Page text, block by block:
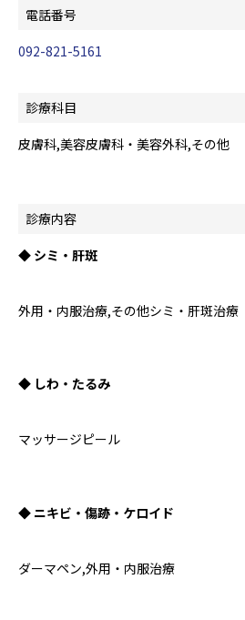
電話番号
092-821-5161
診療科目
皮膚科,美容皮膚科・美容外科,その他
診療内容
◆ シミ・肝斑
外用・内服治療,その他シミ・肝斑治療
◆ しわ・たるみ
マッサージピール
◆ ニキビ・傷跡・ケロイド
ダーマペン,外用・内服治療